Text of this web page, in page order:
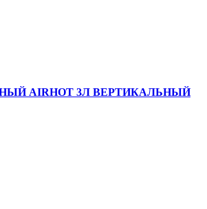
AIRHOT 3Л ВЕРТИКАЛЬНЫЙ